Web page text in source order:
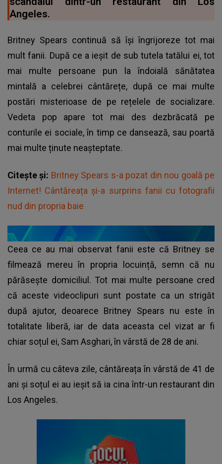
Angeles.
Britney Spears continuă să își îngrijoreze tot mai
mult fanii. După ce a ieșit de sub tutela tatălui ei, tot
mai multe persoane pun la îndoială sănătatea
mintală a celebrei cântărețe, după ce mai multe
postări misterioase de pe rețelele de socializare.
Vedeta pop apare tot mai des dezbrăcată pe
conturile ei sociale, în timp ce dansează, sau poartă
mai multe ținute neașteptate.
Citește și: Britney Spears s-a pozat din nou goală pe
Internet! Cântăreața și-a surprins fanii cu fotografii
nud din propria baie
Ceea ce au mai observat fanii este că Britney se
filmează mereu în propria locuință, semn că nu
părăsește domiciliul. Tot mai multe persoane cred
că aceste videoclipuri sunt postate ca un strigăt
după ajutor, deoarece Britney Spears nu este în
totalitate liberă, iar de data aceasta cel vizat ar fi
chiar soțul ei, Sam Asghari, în vârstă de 28 de ani.
În urmă cu câteva zile, cântăreața în vârstă de 41 de
ani și soțul ei au ieșit să ia cina într-un restaurant din
Los Angeles.